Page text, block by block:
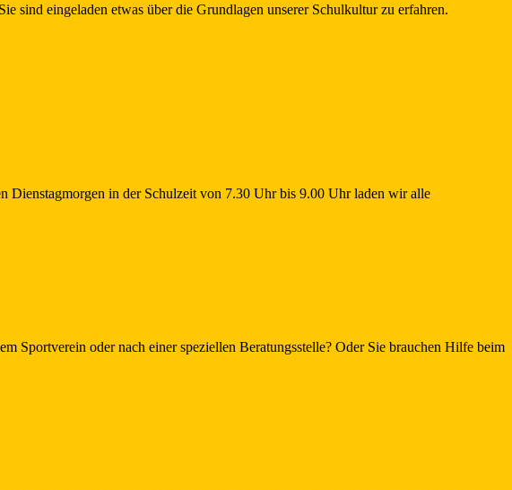
sind eingeladen etwas über die Grundlagen unserer Schulkultur zu erfahren.
Dienstagmorgen in der Schulzeit von 7.30 Uhr bis 9.00 Uhr laden wir alle
Sportverein oder nach einer speziellen Beratungsstelle? Oder Sie brauchen Hilfe beim